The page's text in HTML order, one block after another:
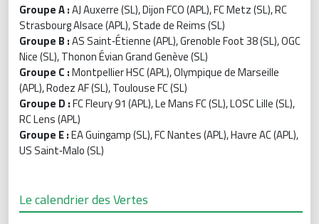
Groupe A :AJ Auxerre (SL), Dijon FCO (APL), FC Metz (SL), RC
Strasbourg Alsace (APL), Stade de Reims (SL)
Groupe B :AS Saint‐Étienne (APL), Grenoble Foot 38 (SL), OGC
Nice (SL), Thonon Évian Grand Genève (SL)
Groupe C :Montpellier HSC (APL), Olympique de Marseille
(APL), Rodez AF (SL), Toulouse FC (SL)
Groupe D :FC Fleury 91 (APL), Le Mans FC (SL), LOSC Lille (SL),
RC Lens (APL)
Groupe E :EA Guingamp (SL), FC Nantes (APL), Havre AC (APL),
US Saint‐Malo (SL)
Le calendrier des Vertes